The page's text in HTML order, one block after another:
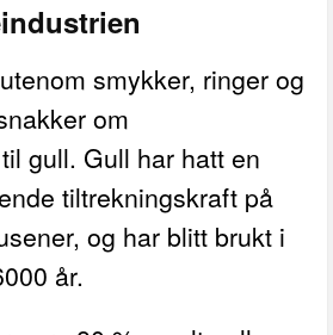
smykker, ringer og
om
gull. Gull har hatt en
tiltrekningskraft på
og har blitt brukt i
år.